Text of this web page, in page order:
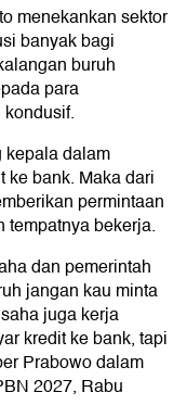
menekankan sektor
banyak bagi
buruh
para
kepala dalam
ke bank. Maka dari
permintaan
tempatnya bekerja.
dan pemerintah
jangan kau minta
juga kerja
kredit ke bank, tapi
Prabowo dalam
2027, Rabu